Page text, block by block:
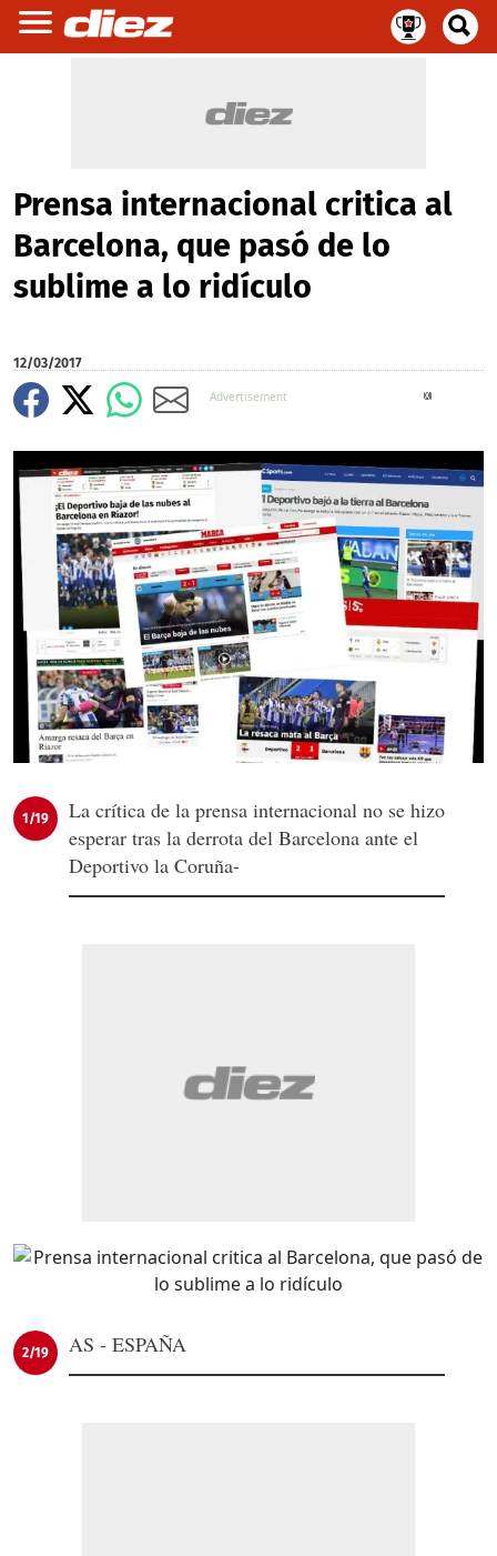
Prensa internacional critica al
Barcelona, que pasó de lo
sublime a lo ridículo
12/03/2017
1/19
La crítica de la prensa internacional no se hizo
esperar tras la derrota del Barcelona ante el
Deportivo la Coruña-
2/19 AS - ESPAÑA
X